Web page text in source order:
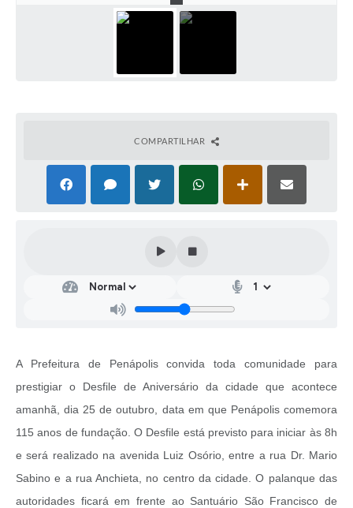
COMPARTILHAR
A Prefeitura de Penápolis convida toda comunidade para
prestigiar o Desfile de Aniversário da cidade que acontece
amanhã, dia 25 de outubro, data em que Penápolis comemora
115 anos de fundação. O Desfile está previsto para iniciar às 8h
e será realizado na avenida Luiz Osório, entre a rua Dr. Mario
Sabino e a rua Anchieta, no centro da cidade. O palanque das
autoridades ficará em frente ao Santuário São Francisco de